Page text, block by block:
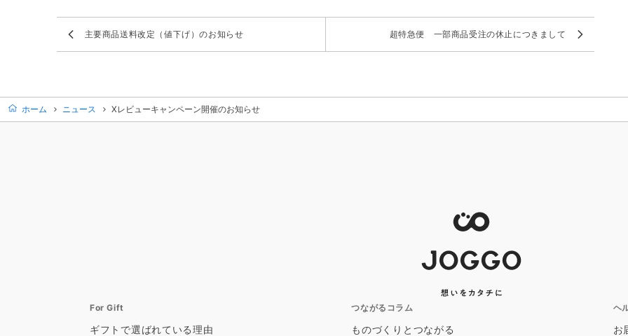
主要商品送料改定（値下げ）のお知らせ 超特急便 一部商品受注の休止につきまして
ホーム ニュース Xレビューキャンペーン開催のお知らせ
For Gift
ギフトで選ばれている理由
つながるコラム
ものづくりとつながる
ヘ
お